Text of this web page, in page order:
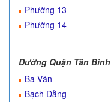
Phường 13
Phường 14
Đường Quận Tân Bình
Ba Vân
Bạch Đằng